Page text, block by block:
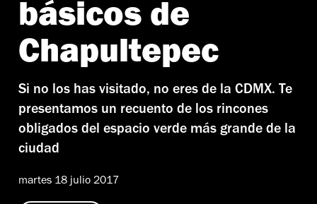
básicos de
Chapultepec
Si no los has visitado, no eres de la CDMX. Te
presentamos un recuento de los rincones
obligados del espacio verde más grande de la
ciudad
martes 18 julio 2017